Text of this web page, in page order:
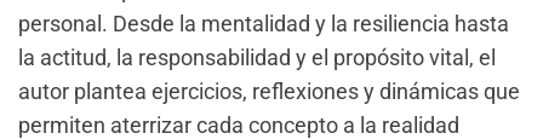
personal. Desde la mentalidad y la resiliencia hasta
la actitud, la responsabilidad y el propósito vital, el
autor plantea ejercicios, reflexiones y dinámicas que
permiten aterrizar cada concepto a la realidad